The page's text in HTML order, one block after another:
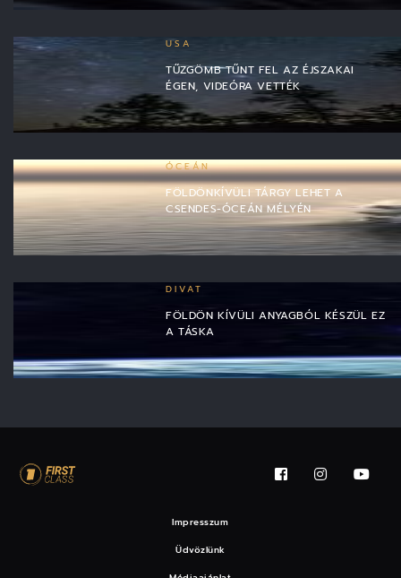
USA
TŰZGÖMB TŰNT FEL AZ ÉJSZAKAI
ÉGEN, VIDEÓRA VETTÉK
ÓCEÁN
FÖLDÖNKÍVÜLI TÁRGY LEHET A
CSENDES-ÓCEÁN MÉLYÉN
DIVAT
FÖLDÖN KÍVÜLI ANYAGBÓL KÉSZÜL EZ
A TÁSKA
Impresszum
Üdvözlünk